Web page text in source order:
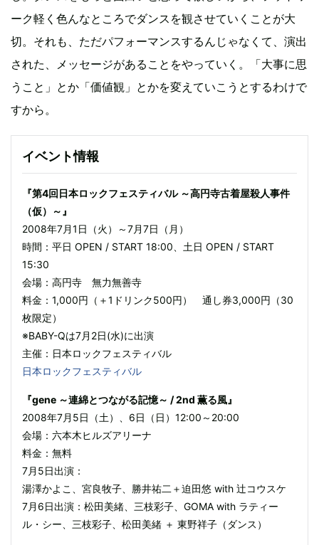
ーク軽く色んなところでダンスを観させていくことが大
切。それも、ただパフォーマンスするんじゃなくて、演出
された、メッセージがあることをやっていく。「大事に思
うこと」とか「価値観」とかを変えていこうとするわけで
すから。
イベント情報
『第4回日本ロックフェスティバル ～高円寺古着屋殺人事件
（仮）～』
2008年7月1日（火）～7月7日（月）
時間：平日 OPEN / START 18:00、土日 OPEN / START
15:30
会場：高円寺 無力無善寺
料金：1,000円（＋1ドリンク500円） 通し券3,000円（30
枚限定）
※BABY-Qは7月2日(水)に出演
主催：日本ロックフェスティバル
日本ロックフェスティバル
『gene ～連綿とつながる記憶～ / 2nd 薫る風』
2008年7月5日（土）、6日（日）12:00～20:00
会場：六本木ヒルズアリーナ
料金：無料
7月5日出演：
湯澤かよこ、宮良牧子、勝井祐二＋迫田悠 with 辻コウスケ
7月6日出演：松田美緒、三枝彩子、GOMA with ラティー
ル・シー、三枝彩子、松田美緒 ＋ 東野祥子（ダンス）